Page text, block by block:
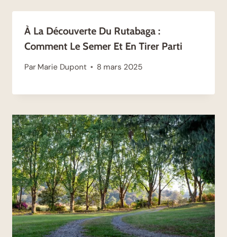
À La Découverte Du Rutabaga :
Comment Le Semer Et En Tirer Parti
Par Marie Dupont 8 mars 2025